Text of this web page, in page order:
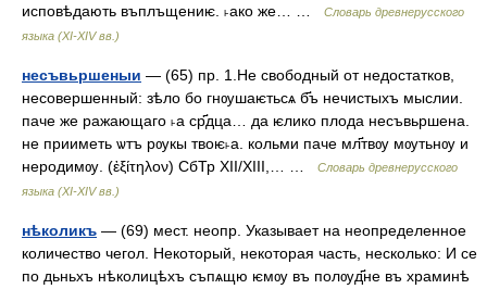
исповѣдають въплъщениѥ. ˫ако же… …
Словарь древнерусского
языка (XI-XIV вв.)
несъвьршеныи — (65) пр. 1.Не свободный от недостатков,
несовершенный: зѣло бо гнѹшаѥтьсѧ б҃ъ нечистыхъ мыслии.
паче же ражающаго ˫а ср҃дца… да ѥлико плода несъвьршена.
не прииметь ѡтъ рѹкы твоѥ˫а. кольми паче мл҃твѹ мѹтьнѹ и
неродимѹ. (ἐξίτηλον) СбТр XII/XIII,… …
Словарь древнерусского
языка (XI-XIV вв.)
нѣколикъ — (69) мест. неопр. Указывает на неопределенное
количество чегол. Некоторый, некоторая часть, несколько: И се
по дьньхъ нѣколицѣхъ съпѧщю ѥмѹ въ полѹд҃не въ храминѣ